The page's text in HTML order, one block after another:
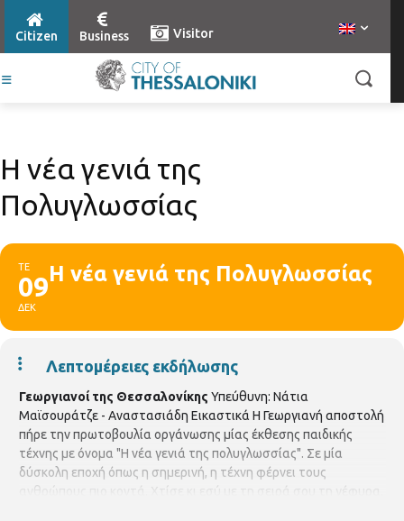
Citizen Business Visitor
Η νέα γενιά της
Πολυγλωσσίας
ΤΕ
09
ΔΕΚ
Η νέα γενιά της Πολυγλωσσίας
Λεπτομέρειες εκδήλωσης
Γεωργιανοί της Θεσσαλονίκης Υπεύθυνη: Νάτια
Μαϊσουράτζε - Αναστασιάδη Εικαστικά Η Γεωργιανή αποστολή
πήρε την πρωτοβουλία οργάνωσης μίας έκθεσης παιδικής
τέχνης με όνομα "Η νέα γενιά της πολυγλωσσίας". Σε μία
δύσκολη εποχή όπως η σημερινή, η τέχνη φέρνει τους
ανθρώπους πιο κοντά. Χτίσε κι εσύ με τη σειρά σου τη γέφυρα.